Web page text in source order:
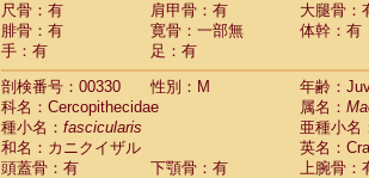
尺骨：有
肩甲骨：有
大腿骨：
腓骨：有
寛骨：一部無
体幹：有
手：有
足：有
剖検番号：00330
性別：M
年齢：
科名：Cercopithecidae
属名：
種小名： fascicularis
亜種小名
和名：カニクイザル
英名：
頭蓋骨：有
下顎骨：有
上腕骨：